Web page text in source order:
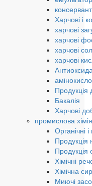
Харчові і
харчові
харчові
харчові
харчові
Продукція
Бакалія
Харчові
промислова хімія
Органічні
Продукція
Продукція
Хімічні
Хімічна
Миючі